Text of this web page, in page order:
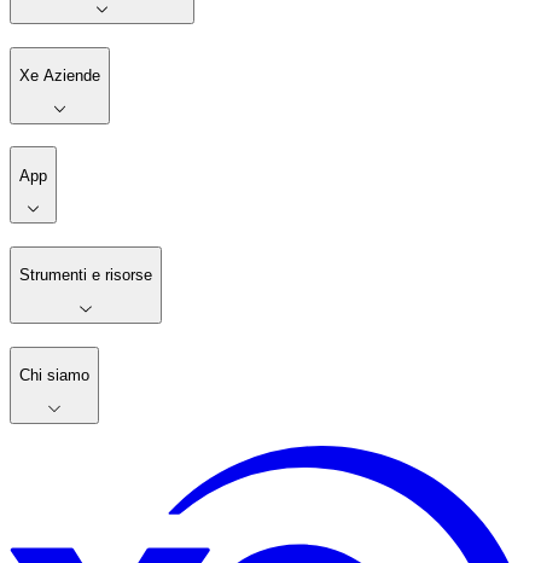
Xe Aziende
App
Strumenti e risorse
Chi siamo